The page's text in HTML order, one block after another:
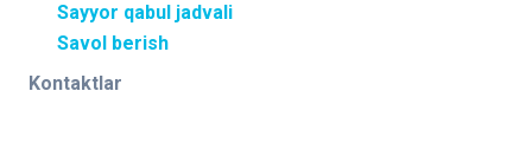
Sayyor qabul jadvali
Savol berish
Kontaktlar